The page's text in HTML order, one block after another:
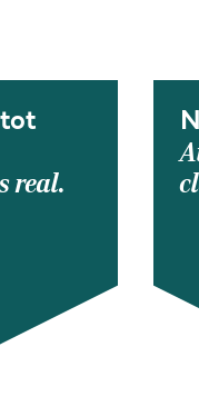
tot
real.